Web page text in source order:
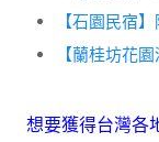
【石園民宿
【蘭桂坊花
想要獲得台灣各